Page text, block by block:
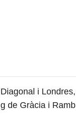
i
de Gràcia i